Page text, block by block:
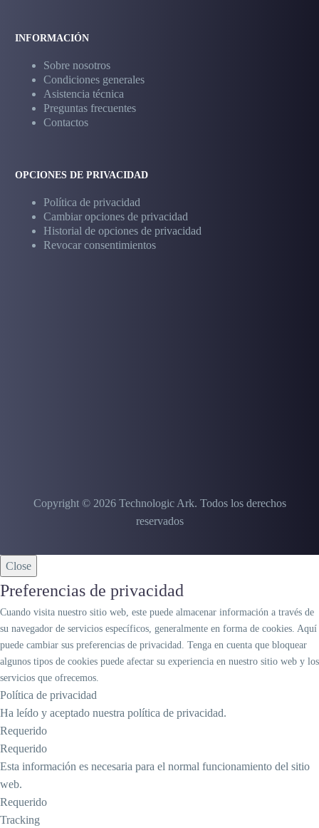
INFORMACIÓN
Sobre nosotros
Condiciones generales
Asistencia técnica
Preguntas frecuentes
Contactos
OPCIONES DE PRIVACIDAD
Política de privacidad
Cambiar opciones de privacidad
Historial de opciones de privacidad
Revocar consentimientos
Copyright © 2026 Technologic Ark. Todos los derechos
reservados
Close
Preferencias de privacidad
Cuando visita nuestro sitio web, este puede almacenar información a través de
su navegador de servicios específicos, generalmente en forma de cookies. Aquí
puede cambiar sus preferencias de privacidad. Tenga en cuenta que bloquear
algunos tipos de cookies puede afectar su experiencia en nuestro sitio web y los
servicios que ofrecemos.
Política de privacidad
Ha leído y aceptado nuestra política de privacidad.
Requerido
Requerido
Esta información es necesaria para el normal funcionamiento del sitio
web.
Requerido
Tracking